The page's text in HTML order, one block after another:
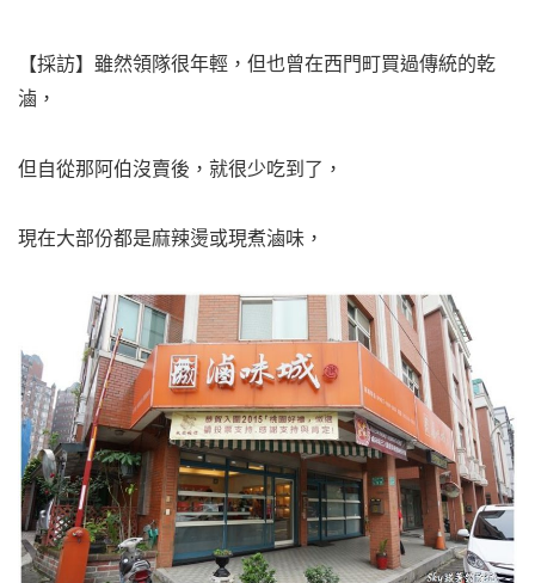
【採訪】雖然領隊很年輕，但也曾在西門町買過傳統的乾
滷，
但自從那阿伯沒賣後，就很少吃到了，
現在大部份都是麻辣燙或現煮滷味，